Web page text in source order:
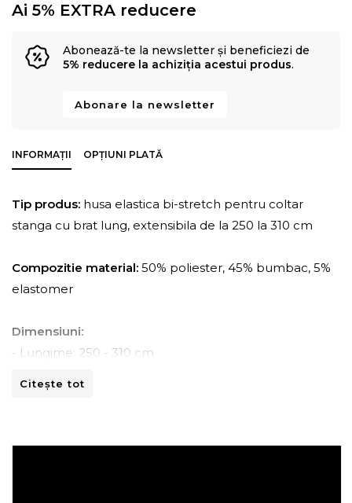
Ai 5% EXTRA reducere
Abonează-te la newsletter și beneficiezi de
5% reducere la achiziția acestui produs.
Abonare la newsletter
INFORMAȚII OPȚIUNI PLATĂ
Tip produs: husa elastica bi-stretch pentru coltar
stanga cu brat lung, extensibila de la 250 la 310 cm
Compozitie material: 50% poliester, 45% bumbac, 5%
elastomer
Dimensiuni:
- Lungime: 250 - 310 cm
- Inaltime: 80 -110 cm
Citește tot